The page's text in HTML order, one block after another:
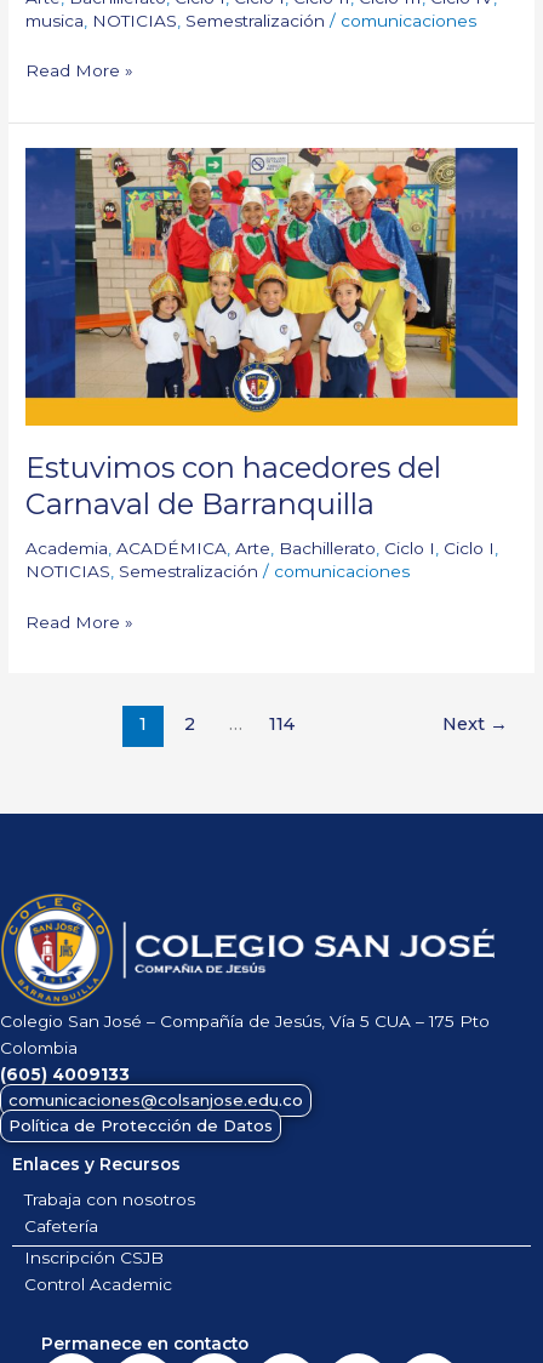
musica
NOTICIAS Semestralización / comunicaciones
Read More »
Estuvimos con hacedores del
Carnaval de Barranquilla
Academia ,ACADÉMICA ,Arte Bachillerato Ciclo I Ciclo I
NOTICIAS Semestralización / comunicaciones
Estuvimos
con
hacedores
Carnaval
Barranquilla
Read More »
1 2 … 114 Next →
Colegio San José – Compañía de Jesús, Vía 5 CUA – 175 Pto
Colombia
(605) 4009133
comunicaciones@colsanjose.edu.co
Política de Protección de Datos
Enlaces y Recursos
Trabaja con nosotros
Cafetería
Inscripción CSJB
Control Academic
Permanece en contacto